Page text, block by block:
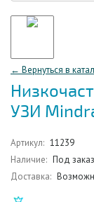
← Вернуться в
УЗИ
Артикул: 11239
Наличие: Под
Доставка: